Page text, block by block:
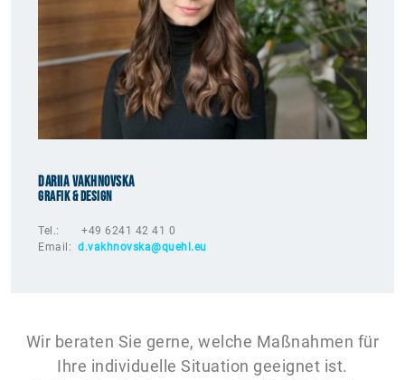
Dariia Vakhnovska
Grafik & Design
Tel.: +49 6241 42 41 0
Email: d.vakhnovska@quehl.eu
Wir beraten Sie gerne, welche Maßnahmen für
Ihre individuelle Situation geeignet ist.